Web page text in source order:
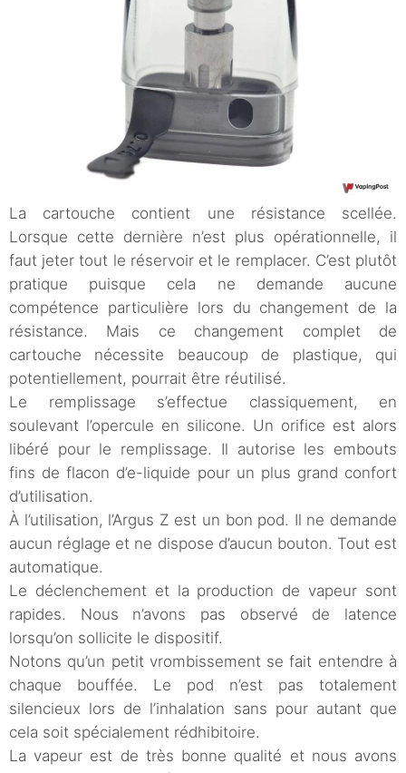
La cartouche contient une résistance scellée.
Lorsque cette dernière n’est plus opérationnelle, il
faut jeter tout le réservoir et le remplacer. C’est plutôt
pratique puisque cela ne demande aucune
compétence particulière lors du changement de la
résistance. Mais ce changement complet de
cartouche nécessite beaucoup de plastique, qui
potentiellement, pourrait être réutilisé.
Le remplissage s’effectue classiquement, en
soulevant l’opercule en silicone. Un orifice est alors
libéré pour le remplissage. Il autorise les embouts
fins de flacon d’e-liquide pour un plus grand confort
d’utilisation.
À l’utilisation, l’Argus Z est un bon pod. Il ne demande
aucun réglage et ne dispose d’aucun bouton. Tout est
automatique.
Le déclenchement et la production de vapeur sont
rapides. Nous n’avons pas observé de latence
lorsqu’on sollicite le dispositif.
Notons qu’un petit vrombissement se fait entendre à
chaque bouffée. Le pod n’est pas totalement
silencieux lors de l’inhalation sans pour autant que
cela soit spécialement rédhibitoire.
La vapeur est de très bonne qualité et nous avons